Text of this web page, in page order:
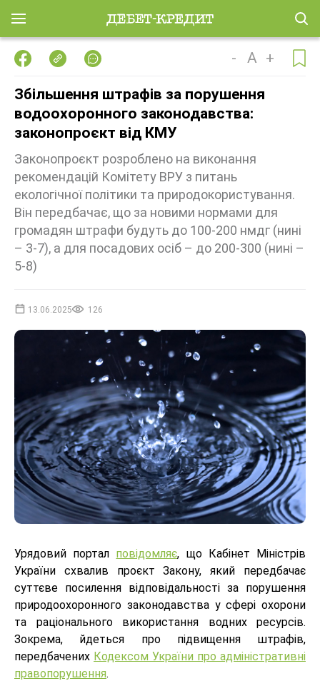
- A +
Збільшення штрафів за порушення
водоохоронного законодавства:
законопроєкт від КМУ
Законопроєкт розроблено на виконання
рекомендацій Комітету ВРУ з питань
екологічної політики та природокористування.
Він передбачає, що за новими нормами для
громадян штрафи будуть до 100-200 нмдг (нині
– 3-7), а для посадових осіб – до 200-300 (нині –
5-8)
13.06.2025 126
Урядовий портал повідомляє, що Кабінет Міністрів
України схвалив проєкт Закону, який передбачає
суттєве посилення відповідальності за порушення
природоохоронного законодавства у сфері охорони
та раціонального використання водних ресурсів.
Зокрема, йдеться про підвищення штрафів,
передбачених Кодексом України про адміністративні
правопорушення.